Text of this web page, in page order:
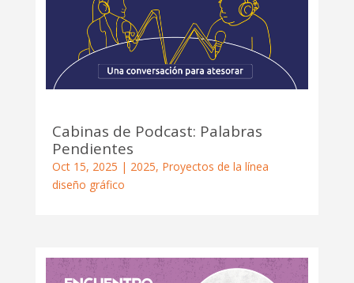
Cabinas de Podcast: Palabras
Pendientes
Oct 15, 2025 | 2025, Proyectos de la línea
diseño gráfico